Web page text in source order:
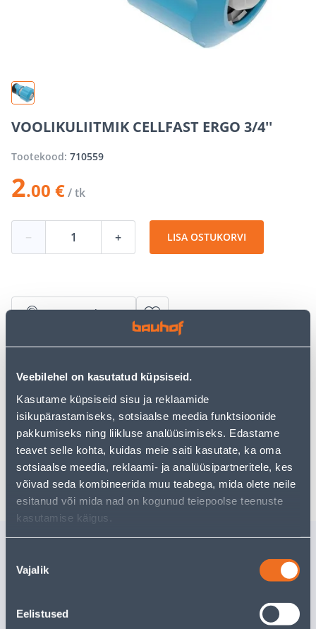
Veebilehel on kasutatud küpsiseid.
Kasutame küpsiseid sisu ja reklaamide
isikupärastamiseks, sotsiaalse meedia funktsioonide
pakkumiseks ning liikluse analüüsimiseks. Edastame
teavet selle kohta, kuidas meie saiti kasutate, ka oma
sotsiaalse meedia, reklaami- ja analüüsipartneritele, kes
võivad seda kombineerida muu teabega, mida olete neile
esitanud või mida nad on kogunud teiepoolse teenuste
kasutamise käigus.
valik
Vajalik
Eelistused
VOOLIKULIITMIK CELLFAST ERGO 3/4''
Tootekood: 710559
2.00 €/ tk
− + LISA OSTUKORVI
Vaata saadavust
• 14-päevane tagastusõigus.
Eeldatav kojuvedu 3,69 € al. 2-5 tööpäeva
Tarne pakiautomaati al. 2,29 € al. 2-5 tööpäeva
Poest kätte, alates 08.08.2026
Sarnased tooted
IDEAL 3/
.66 €